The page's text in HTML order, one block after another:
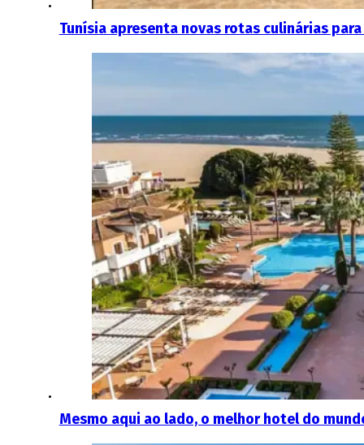
Tunísia apresenta novas rotas culinárias
Mesmo aqui ao lado, o melhor hotel do